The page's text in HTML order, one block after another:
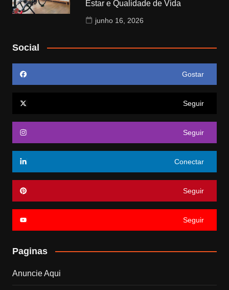
Estar e Qualidade de Vida
junho 16, 2026
Social
Gostar
Seguir
Seguir
Conectar
Seguir
Seguir
Paginas
Anuncie Aqui